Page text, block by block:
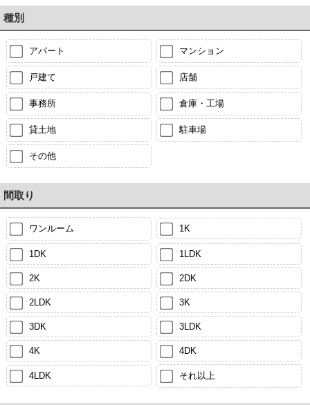
種別
アパート マンション
戸建て 店舗
事務所 倉庫・工場
貸土地 駐車場
その他
間取り
ワンルーム 1K
1DK 1LDK
2K 2DK
2LDK 3K
3DK 3LDK
4K 4DK
4LDK それ以上